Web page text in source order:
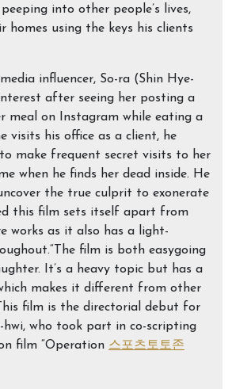
into other people’s lives,
homes using the keys his clients
influencer, So-ra (Shin Hye-
after seeing her posting a
meal on Instagram while eating a
visits his office as a client, he
make frequent secret visits to her
when he finds her dead inside. He
the true culprit to exonerate
this film sets itself apart from
works as it also has a light-
film is both easygoing
It’s a heavy topic but has a
makes it different from other
film is the directorial debut for
hwi, who took part in co-scripting
film “Operation 스포츠토토존